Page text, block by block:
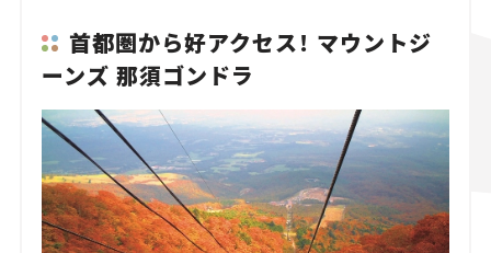
首都圏から好アクセス！ マウントジ
ーンズ 那須ゴンドラ